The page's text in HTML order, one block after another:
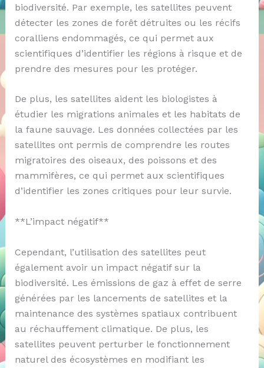
biodiversité. Par exemple, les satellites peuvent
détecter les zones de forêt détruites ou les récifs
coralliens endommagés, ce qui permet aux
scientifiques d’identifier les régions à risque et de
prendre des mesures pour les protéger.
De plus, les satellites aident les biologistes à
étudier les migrations animales et les habitats de
la faune sauvage. Les données collectées par les
satellites ont permis de comprendre les routes
migratoires des oiseaux, des poissons et des
mammifères, ce qui permet aux scientifiques
d’identifier les zones critiques pour leur survie.
**L’impact négatif**
Cependant, l’utilisation des satellites peut
également avoir un impact négatif sur la
biodiversité. Les émissions de gaz à effet de serre
générées par les lancements de satellites et la
maintenance des systèmes spatiaux contribuent
au réchauffement climatique. De plus, les
satellites peuvent perturber le fonctionnement
naturel des écosystèmes en modifiant les